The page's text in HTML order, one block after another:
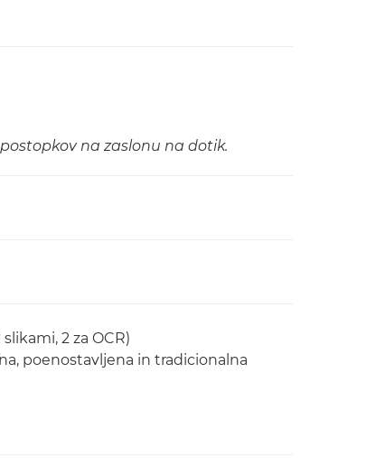
na zaslonu na dotik.
2 za OCR)
poenostavljena in tradicionalna